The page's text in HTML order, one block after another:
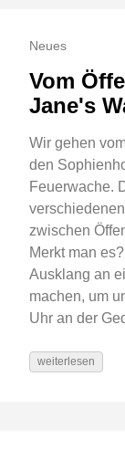
Neues
Vom
Jane's
Wir gehen
den
Feuerwache.
zwischen
Merkt man
Ausklang an
machen, um
Uhr an der
weiterlesen